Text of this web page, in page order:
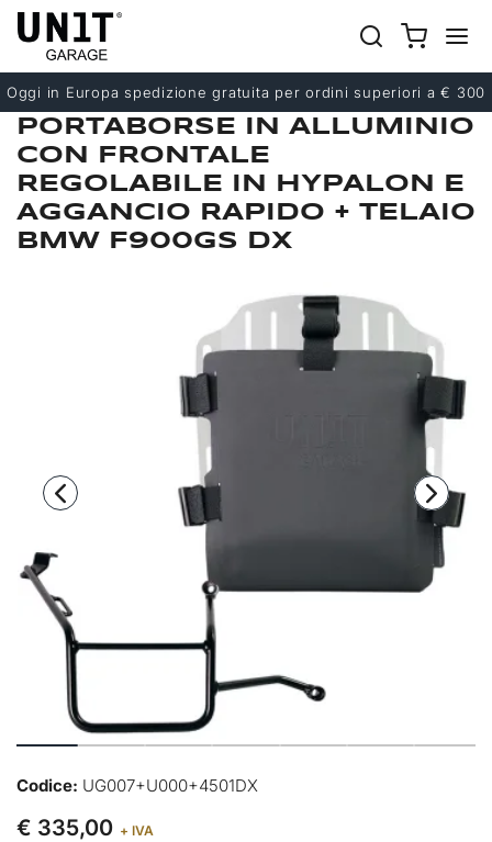
Oggi in Europa spedizione gratuita per ordini superiori a € 300
Precedente
Successivo
PORTABORSE IN ALLUMINIO
CON FRONTALE
REGOLABILE IN HYPALON E
AGGANCIO RAPIDO + TELAIO
BMW F900GS DX
Codice: UG007+U000+4501DX
€ 335,00 + IVA